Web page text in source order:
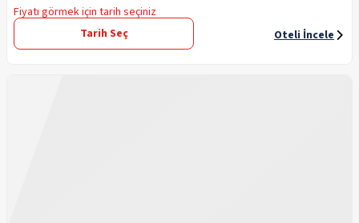
Fiyatı görmek için tarih seçiniz
Tarih Seç
Oteli İncele